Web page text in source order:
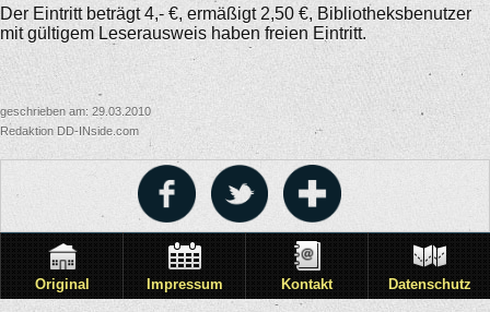
Der Eintritt beträgt 4,- €, ermäßigt 2,50 €, Bibliotheksbenutzer
mit gültigem Leserausweis haben freien Eintritt.
geschrieben am: 29.03.2010
Redaktion DD-INside.com
Original Impressum Kontakt Datenschutz